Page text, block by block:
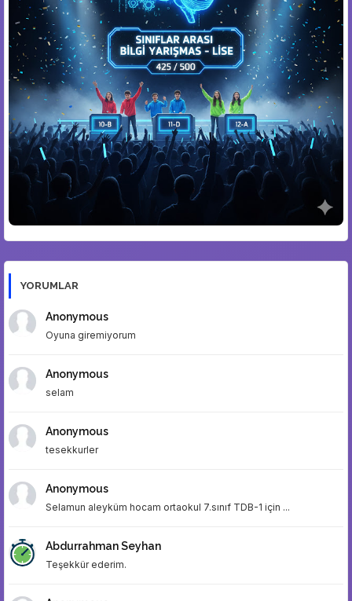
👥 Öğrenciler Yarışıyor
⚔️ Din Kültürü Düelloları
🎮 Ders Arası Oyunlar
YORUMLAR
Anonymous
Oyuna giremiyorum
Anonymous
selam
Anonymous
tesekkurler
Anonymous
Selamun aleyküm hocam ortaokul 7.sınıf TDB-1 için ...
Abdurrahman Seyhan
Teşekkür ederim.